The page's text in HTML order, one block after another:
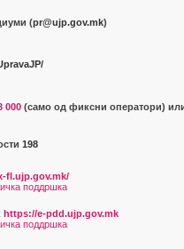
(pr@ujp.gov.mk)
000 (само од фиксни оператори)
198
fl.ujp.gov.mk/
поддршка
https://e-pdd.ujp.gov.mk
поддршка